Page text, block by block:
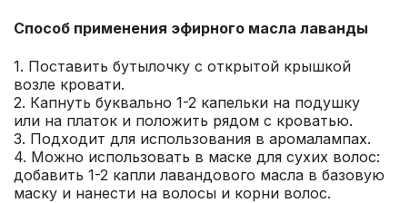
Способ применения эфирного масла лаванды
1. Поставить бутылочку с открытой крышкой
возле кровати.
2. Капнуть буквально 1-2 капельки на подушку
или на платок и положить рядом с кроватью.
3. Подходит для использования в аромалампах.
4. Можно использовать в маске для сухих волос:
добавить 1-2 капли лавандового масла в базовую
маску и нанести на волосы и корни волос.